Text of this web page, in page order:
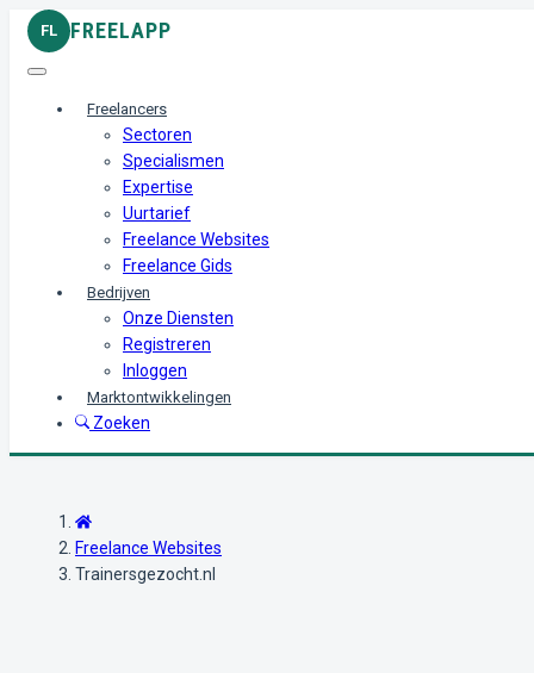
FL FREELAPP
Freelancers
Sectoren
Specialismen
Expertise
Uurtarief
Freelance Websites
Freelance Gids
Bedrijven
Onze Diensten
Registreren
Inloggen
Marktontwikkelingen
Zoeken
Freelance Websites
Trainersgezocht.nl